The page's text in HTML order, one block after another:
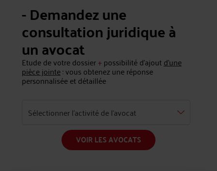
- Demandez une
consultation juridique à
un avocat
Etude de votre dossier+possibilité d'ajoutd'une
pièce jointe: vous obtenez une réponse
personnalisée et détaillée
VOIR LES AVOCATS